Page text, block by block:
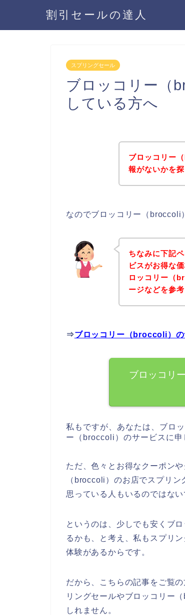
割引セールの達人
スプリングセール
ブロッコリー（
している方へ
ブロッコリー
報がないかを
なのでブロッコリー（broccoli
ちなみに下記
ビスがお得な
ロッコリー（
ージなどを参
⇒ブロッコリー（broccoli）の
ブロッコリ
私もですが、あなたは、ブロ
ー（broccoli）のサービスに申
ただ、色々とお得なクーポン
（broccoli）のお店でスプリ
思っている人もいるのではない
というのは、少しでも安くブ
るかも、と考え、私もスプリ
体験があるからです。
だから、こちらの記事をご覧
リングセールやブロッコリー
しれません。